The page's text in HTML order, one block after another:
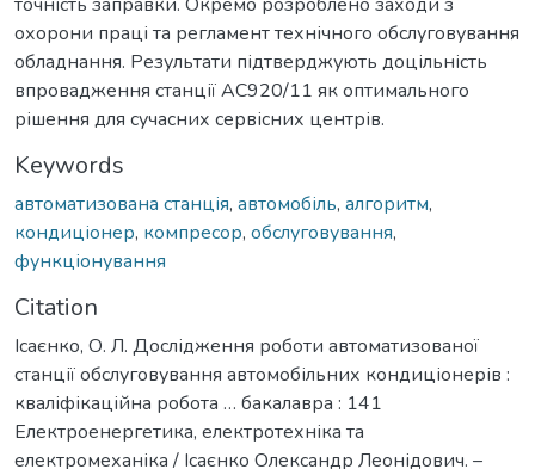
охорони праці та регламент технічного обслуговування
обладнання. Результати підтверджують доцільність
впровадження станції AC920/11 як оптимального
рішення для сучасних сервісних центрів.
Keywords
автоматизована станція, автомобіль, алгоритм,
кондиціонер, компресор, обслуговування,
функціонування
Citation
Ісаєнко, О. Л. Дослідження роботи автоматизованої
станції обслуговування автомобільних кондиціонерів :
кваліфікаційна робота … бакалавра : 141
Електроенергетика, електротехніка та
електромеханіка / Ісаєнко Олександр Леонідович. –